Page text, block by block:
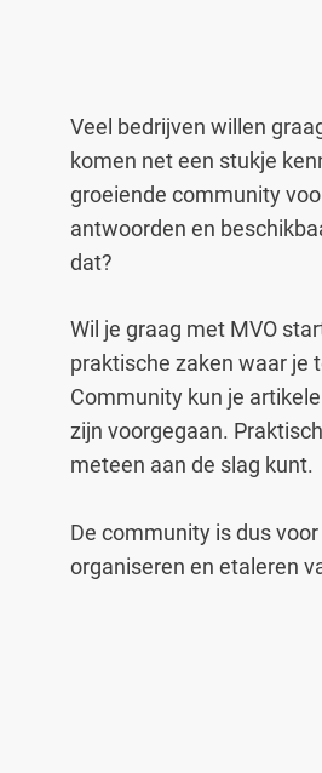
Veel bedrijven willen
komen net een stukje
groeiende community
antwoorden en
dat?
Wil je graag met MVO
praktische zaken waar je
Community kun je
zijn voorgegaan.
meteen aan de slag kunt.
De community is dus
organiseren en etaleren